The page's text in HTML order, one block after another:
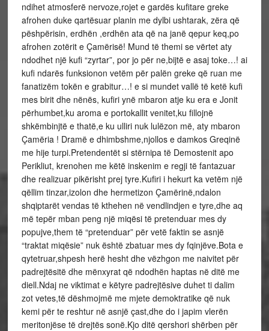
ndihet atmosferë nervoze,rojet e gardës kufitare greke
afrohen duke qartësuar planin me dylbi ushtarak, zëra që
pëshpërisin, erdhën ,erdhën ata që na janë qepur keq,po
afrohen zotërit e Çamërisë! Mund të themi se vërtet aty
ndodhet një kufi “zyrtar”, por jo për ne,bijtë e asaj toke…! ai
kufi ndarës funksionon vetëm për palën greke që ruan me
fanatizëm tokën e grabitur…! e si mundet vallë të ketë kufi
mes birit dhe nënës, kufiri ynë mbaron atje ku era e Jonit
përhumbet,ku aroma e portokallit venitet,ku fillojnë
shkëmbinjtë e thatë,e ku ulliri nuk lulëzon më, aty mbaron
Çamëria ! Dramë e dhimbshme,njollos e damkos Greqinë
me hije turpi.Pretendentët si stërnipa të Demostenit apo
Perikliut, krenohen me këtë inskenim e regji të fantazuar
dhe realizuar pikërisht prej tyre.Kufiri i hekurt ka vetëm një
qëllim tinzar,izolon dhe hermetizon Çamërinë,ndalon
shqiptarët vendas të kthehen në vendlindjen e tyre,dhe aq
më tepër mban peng një miqësi të pretenduar mes dy
popujve,them të “pretenduar” për vetë faktin se asnjë
“traktat miqësie” nuk është zbatuar mes dy fqinjëve.Bota e
qytetruar,shpesh herë hesht dhe vëzhgon me naivitet për
padrejtësitë dhe mënxyrat që ndodhën haptas në ditë me
diell.Ndaj ne viktimat e këtyre padrejtësive duhet ti dalim
zot vetes,të dëshmojmë me mjete demoktratike që nuk
kemi për te reshtur në asnjë çast,dhe do i japim vlerën
meritonjëse të drejtës sonë.Kjo ditë qershori shërben për